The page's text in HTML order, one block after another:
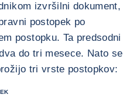
izvršilni dokument,
postopek po
postopku. Ta predsodni
do tri mesece. Nato se
tri vrste postopkov: